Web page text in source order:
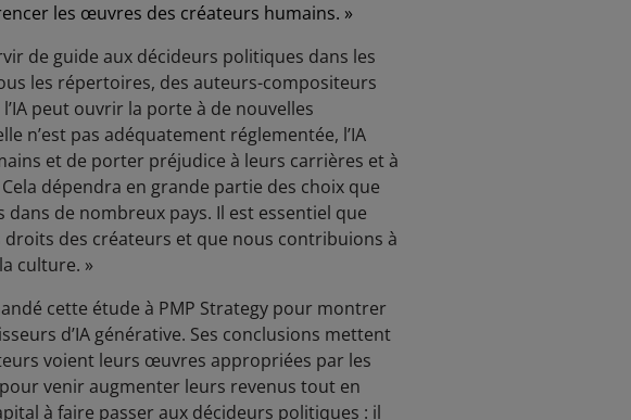
les œuvres des créateurs humains. »
de guide aux décideurs politiques dans les
les répertoires, des auteurs-compositeurs
peut ouvrir la porte à de nouvelles
n’est pas adéquatement réglementée, l’IA
et de porter préjudice à leurs carrières et à
dépendra en grande partie des choix que
de nombreux pays. Il est essentiel que
des créateurs et que nous contribuions à
culture. »
cette étude à PMP Strategy pour montrer
d’IA générative. Ses conclusions mettent
voient leurs œuvres appropriées par les
venir augmenter leurs revenus tout en
à faire passer aux décideurs politiques : il